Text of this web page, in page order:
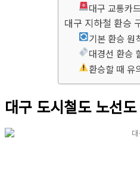
대구 교통카
대구 지하철 환승
기본 환승 원
대경선 환승
환승할 때 유
대구 도시철도 노선도